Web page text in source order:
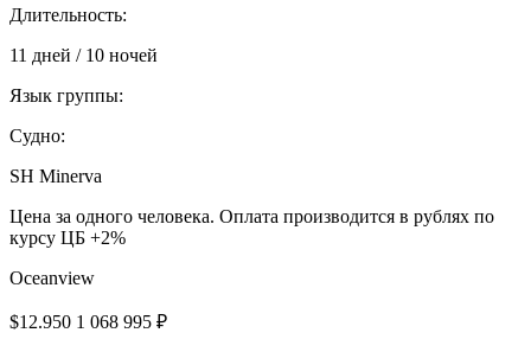
Длительность:
11 дней / 10 ночей
Язык группы:
Судно:
SH Minerva
Цена за одного человека. Оплата производится в рублях по
курсу ЦБ +2%
Oceanview
$12.950 1 068 995 ₽